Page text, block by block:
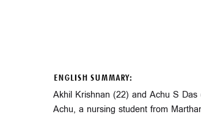
ENGLISH SUMMARY:
Akhil Krishnan (22) and Achu S
Achu, a nursing student from